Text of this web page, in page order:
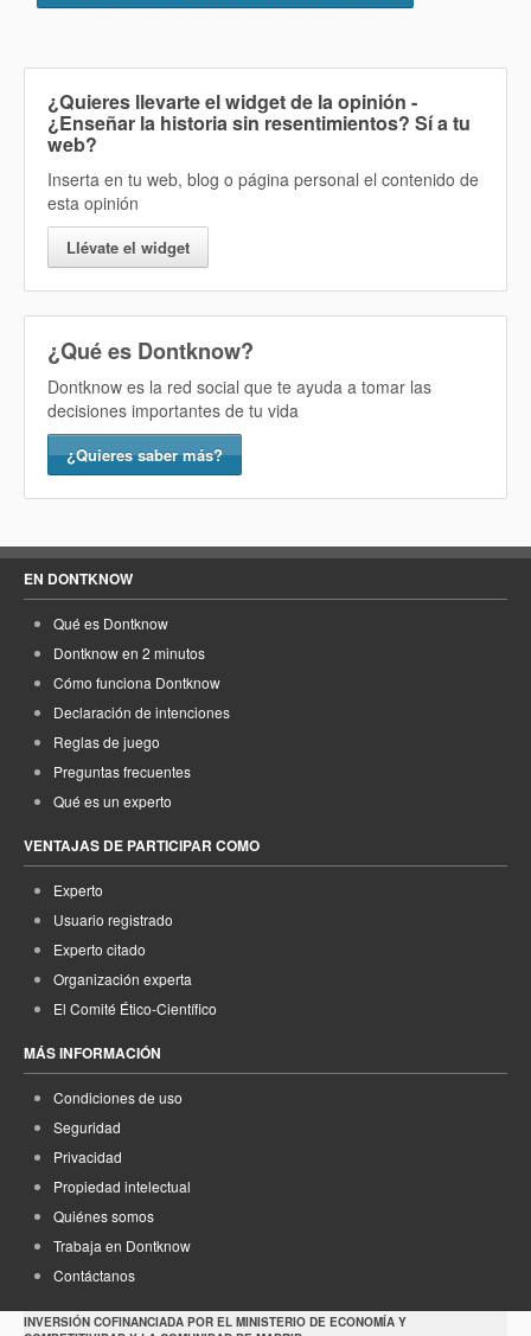
¿Quieres llevarte el widget de la opinión -
¿Enseñar la historia sin resentimientos? Sía tu
web?
Inserta en tu web, blog o página personal el contenido de
esta opinión
Llévate el widget
¿Qué es Dontknow?
Dontknow es la red social que te ayuda a tomar las
decisiones importantes de tu vida
¿Quieres saber más?
EN DONTKNOW
Qué es Dontknow
Dontknow en 2 minutos
Cómo funciona Dontknow
Declaración de intenciones
Reglas de juego
Preguntas frecuentes
Qué es un experto
VENTAJAS DE PARTICIPAR COMO
Experto
Usuario registrado
Experto citado
Organización experta
El Comité Ético-Científico
MÁS INFORMACIÓN
Condiciones de uso
Seguridad
Privacidad
Propiedad intelectual
Quiénes somos
Trabaja en Dontknow
Contáctanos
INVERSIÓN COFINANCIADA POR EL MINISTERIO DE ECONOMÍA Y